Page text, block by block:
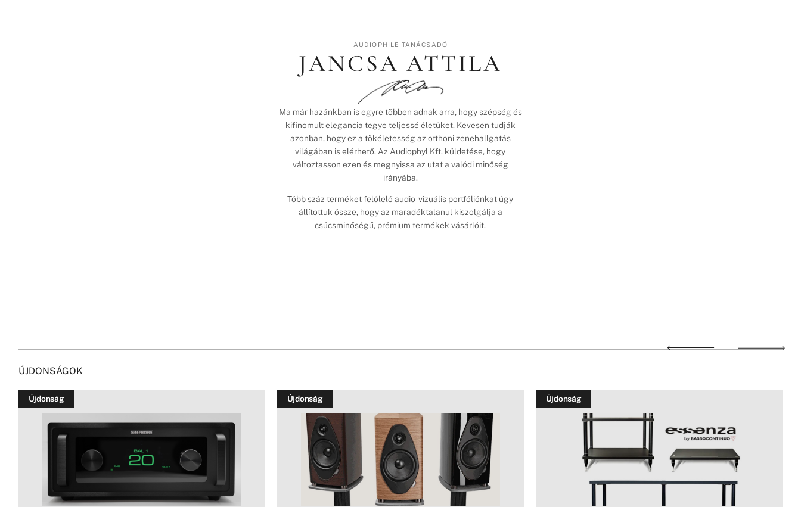
AUDIOPHILE TANÁCSADÓ
JANCSA ATTILA
Ma már hazánkban is egyre többen adnak arra, hogy szépség és
kifinomult elegancia tegye teljessé életüket. Kevesen tudják
azonban, hogy ez a tökéletesség az otthoni zenehallgatás
világában is elérhető. Az Audiophyl Kft. küldetése, hogy
változtasson ezen és megnyissa az utat a valódi minőség
irányába.
Több száz terméket felölelő audio-vizuális portfóliónkat úgy
állítottuk össze, hogy az maradéktalanul kiszolgálja a
csúcsminőségű, prémium termékek vásárlóit.
ÚJDONSÁGOK
Újdonság Újdonság Újdonság